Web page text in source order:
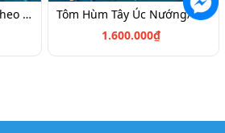
Trứng Chiên Cà (Bán Theo Phần)
Tôm Hùm Tây Úc Nướng/1kg (Size 1kg-1,2kg/Con) (Giá Có Thể Thay Đổi Theo Mùa)
1.600.000₫